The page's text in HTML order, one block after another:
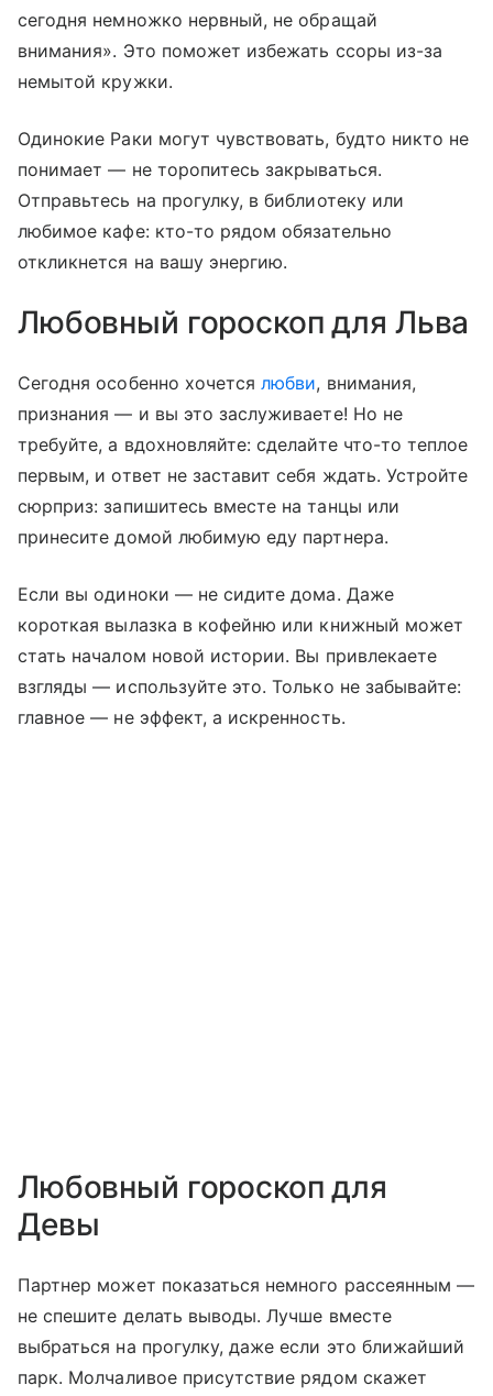
сегодня немножко нервный, не обращай
внимания». Это поможет избежать ссоры из-за
немытой кружки.
Одинокие Раки могут чувствовать, будто никто не
понимает — не торопитесь закрываться.
Отправьтесь на прогулку, в библиотеку или
любимое кафе: кто-то рядом обязательно
откликнется на вашу энергию.
Любовный гороскоп для Льва
Сегодня особенно хочетсялюбви, внимания,
признания — и вы это заслуживаете! Но не
требуйте, а вдохновляйте: сделайте что-то теплое
первым, и ответ не заставит себя ждать. Устройте
сюрприз: запишитесь вместе на танцы или
принесите домой любимую еду партнера.
Если вы одиноки — не сидите дома. Даже
короткая вылазка в кофейню или книжный может
стать началом новой истории. Вы привлекаете
взгляды — используйте это. Только не забывайте:
главное — не эффект, а искренность.
Любовный гороскоп для
Девы
Партнер может показаться немного рассеянным —
не спешите делать выводы. Лучше вместе
выбраться на прогулку, даже если это ближайший
парк. Молчаливое присутствие рядом скажет